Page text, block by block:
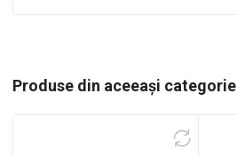
Produse din aceeași categorie